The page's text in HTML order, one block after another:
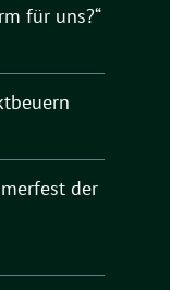
für uns?“
der